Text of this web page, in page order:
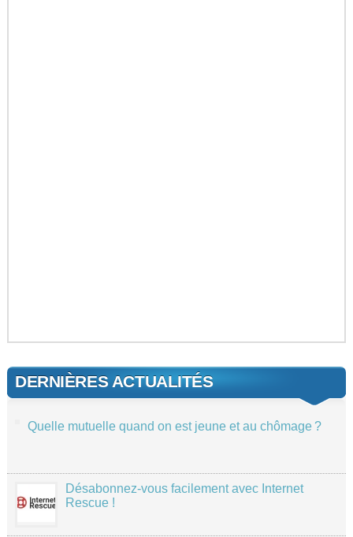
DERNIÈRES ACTUALITÉS
Quelle mutuelle quand on est jeune et au chômage ?
Désabonnez-vous facilement avec Internet
Rescue !